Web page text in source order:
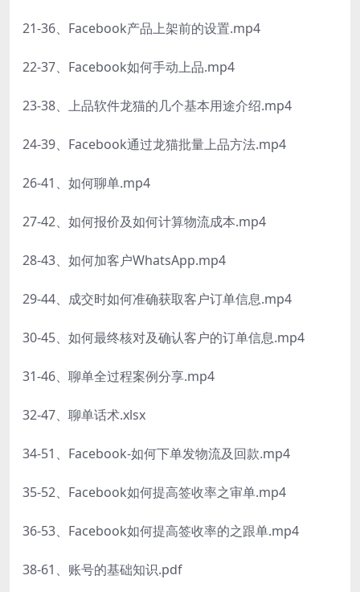
21-36、Facebook产品上架前的设置.mp4
22-37、Facebook如何手动上品.mp4
23-38、上品软件龙猫的几个基本用途介绍.mp4
24-39、Facebook通过龙猫批量上品方法.mp4
26-41、如何聊单.mp4
27-42、如何报价及如何计算物流成本.mp4
28-43、如何加客户WhatsApp.mp4
29-44、成交时如何准确获取客户订单信息.mp4
30-45、如何最终核对及确认客户的订单信息.mp4
31-46、聊单全过程案例分享.mp4
32-47、聊单话术.xlsx
34-51、Facebook-如何下单发物流及回款.mp4
35-52、Facebook如何提高签收率之审单.mp4
36-53、Facebook如何提高签收率的之跟单.mp4
38-61、账号的基础知识.pdf